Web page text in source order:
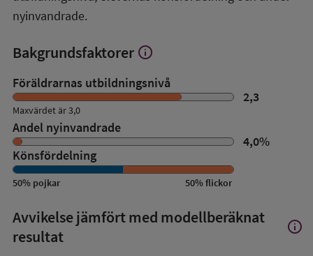
nyinvandrade.
Bakgrundsfaktorer Visa
om
Bakgrundsfaktorer
info
Föräldrarnas utbildningsnivå
2,3
Maxvärdet är 3,0
Andel nyinvandrade
4,0%
Könsfördelning
50% pojkar 50%flickor
Avvikelse jämfört med modellberäknat
resultat
Visa
info